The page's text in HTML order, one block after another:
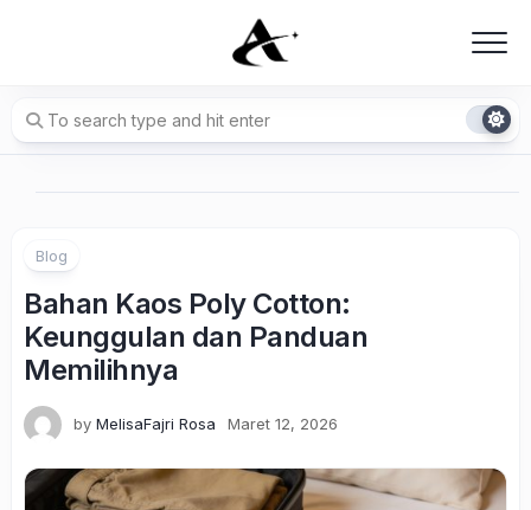
Blog
Bahan Kaos Poly Cotton:
Keunggulan dan Panduan
Memilihnya
by MelisaFajri Rosa Maret 12, 2026